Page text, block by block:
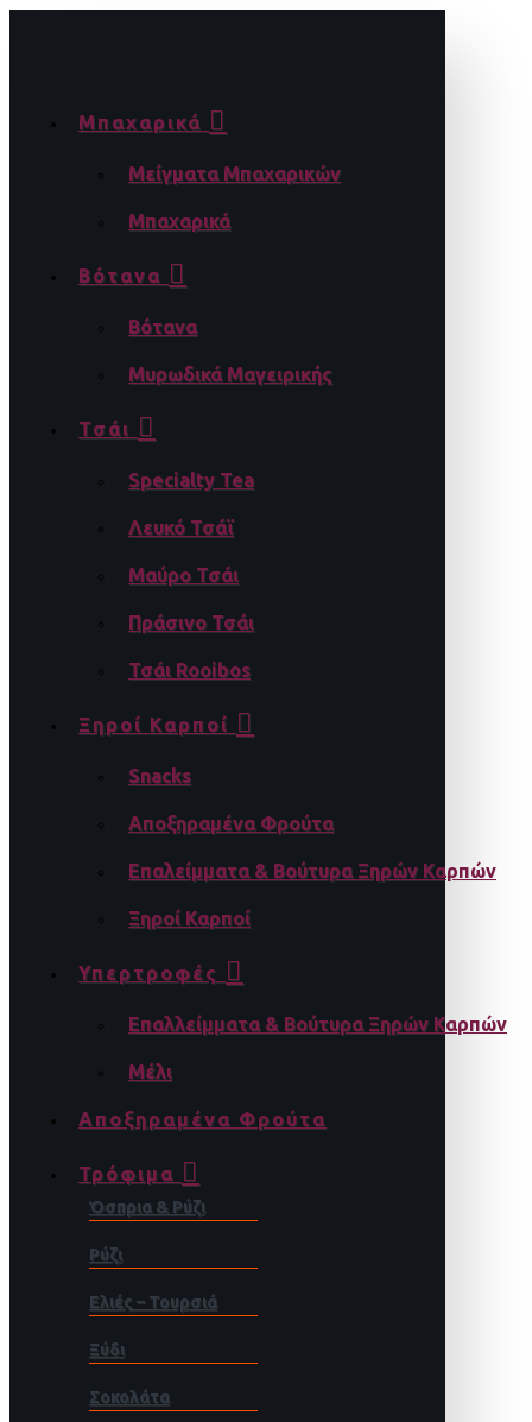
Μπαχαρικά
Μείγματα Μπαχαρικών
Μπαχαρικά
Βότανα
Βότανα
Μυρωδικά Μαγειρικής
Τσάι
Specialty Tea
Λευκό Τσάϊ
Μαύρο Τσάι
Πράσινο Τσάι
Τσάι Rooibos
Ξηροί Καρποί
Snacks
Αποξηραμένα Φρούτα
Επαλείμματα & Βούτυρα Ξηρών Καρπών
Ξηροί Καρποί
Υπερτροφές
Επαλλείμματα & Βούτυρα Ξηρών Καρπών
Μέλι
Αποξηραμένα Φρούτα
Τρόφιμα
Όσπρια & Ρύζι
Ρύζι
Ελιές – Τουρσιά
Ξύδι
Σοκολάτα